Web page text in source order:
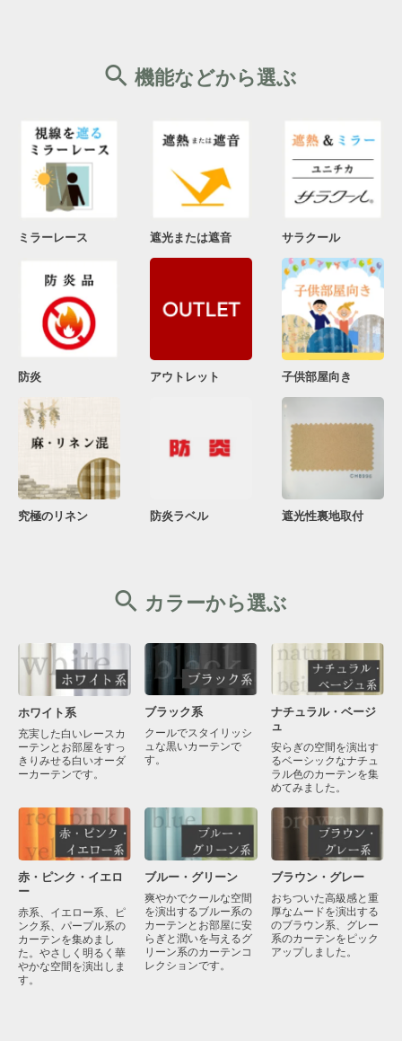
機能などから選ぶ
ミラーレース 遮光または遮音 サラクール
防炎 アウトレット 子供部屋向き
究極のリネン 防炎ラベル 遮光性裏地取付
カラーから選ぶ
ホワイト系
充実した白いレースカ
ーテンとお部屋をすっ
きりみせる白いオーダ
ーカーテンです。
ブラック系
クールでスタイリッシ
ュな黒いカーテンで
す。
ナチュラル・ベージ
ュ
安らぎの空間を演出す
るベーシックなナチュ
ラル色のカーテンを集
めてみました。
赤・ピンク・イエロ
ー
赤系、イエロー系、ピ
ンク系、パープル系の
カーテンを集めまし
た。やさしく明るく華
やかな空間を演出しま
す。
ブルー・グリーン
爽やかでクールな空間
を演出するブルー系の
カーテンとお部屋に安
らぎと潤いを与えるグ
リーン系のカーテンコ
レクションです。
ブラウン・グレー
おちついた高級感と重
厚なムードを演出する
のブラウン系、グレー
系のカーテンをピック
アップしました。